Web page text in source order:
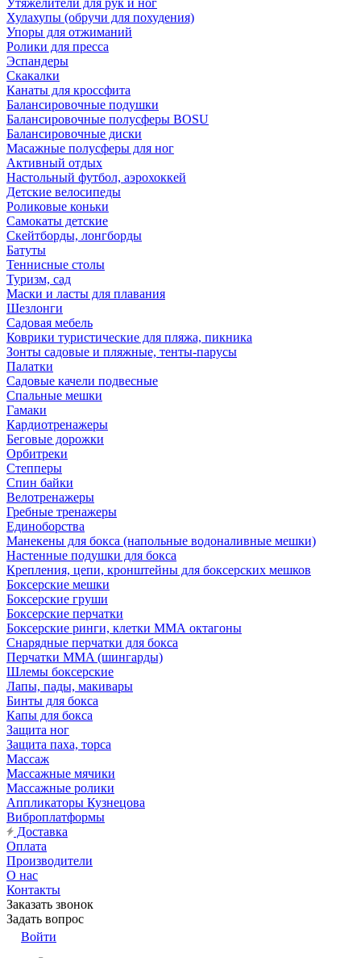
Утяжелители для рук и ног
Хулахупы (обручи для похудения)
Упоры для отжиманий
Ролики для пресса
Эспандеры
Скакалки
Канаты для кроссфита
Балансировочные подушки
Балансировочные полусферы BOSU
Балансировочные диски
Масажные полусферы для ног
Активный отдых
Настольный футбол, аэрохоккей
Детские велосипеды
Роликовые коньки
Самокаты детские
Скейтборды, лонгборды
Батуты
Теннисные столы
Туризм, сад
Маски и ласты для плавания
Шезлонги
Садовая мебель
Коврики туристические для пляжа, пикника
Зонты садовые и пляжные, тенты-парусы
Палатки
Садовые качели подвесные
Спальные мешки
Гамаки
Кардиотренажеры
Беговые дорожки
Орбитреки
Степперы
Спин байки
Велотренажеры
Гребные тренажеры
Единоборства
Манекены для бокса (напольные водоналивные мешки)
Настенные подушки для бокса
Крепления, цепи, кронштейны для боксерских мешков
Боксерские мешки
Боксерские груши
Боксерские перчатки
Боксерские ринги, клетки ММА октагоны
Снарядные перчатки для бокса
Перчатки MMA (шингарды)
Шлемы боксерские
Лапы, пады, макивары
Бинты для бокса
Капы для бокса
Защита ног
Защита паха, торса
Массаж
Массажные мячики
Массажные ролики
Аппликаторы Кузнецова
Виброплатформы
Доставка
Оплата
Производители
О нас
Контакты
Заказать звонок
Задать вопрос
Войти